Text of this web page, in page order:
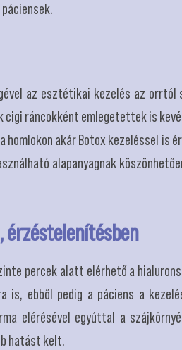
az esztétikai kezelés az
ráncokként emlegetettek is
akár Botox kezeléssel is
alapanyagnak
érzéstelenítésben
percek alatt elérhető a
is, ebből pedig a páciens a
elérésével egyúttal a
hatást kelt.